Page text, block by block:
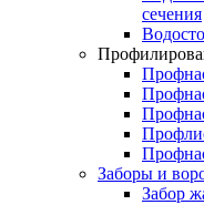
сечения
Заборы и
Забор